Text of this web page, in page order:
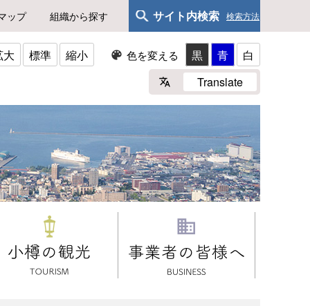
ップ 組織から探す サイト内検索 検索方法
大 標準 縮小 色を変える 黒 青
白
Translate